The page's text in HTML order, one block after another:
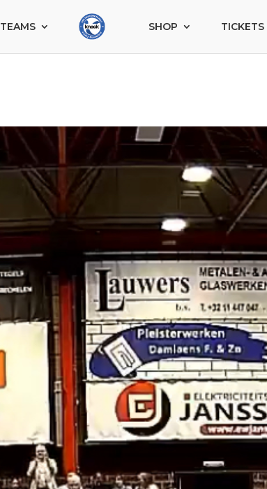
TEAMS SHOP TICKETS